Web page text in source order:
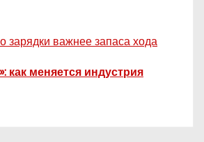
зарядки важнее запаса хода
как меняется индустрия